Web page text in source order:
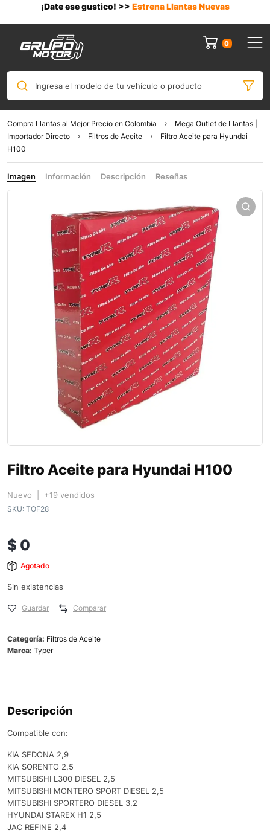
¡Date ese gustico! >> Estrena Llantas Nuevas
0
Ingresa el modelo de tu vehículo o producto
Compra Llantas al Mejor Precio en Colombia
Mega Outlet de Llantas |
Importador Directo
Filtros de Aceite
Filtro Aceite para Hyundai
H100
Imagen Información Descripción Reseñas
Filtro Aceite para Hyundai H100
Nuevo | +19 vendidos
SKU: TOF28
$ 0
Agotado
Sin existencias
Guardar Comparar
Categoría: Filtros de Aceite
Marca: Typer
Descripción
Compatible con:
KIA SEDONA 2,9
KIA SORENTO 2,5
MITSUBISHI L300 DIESEL 2,5
MITSUBISHI MONTERO SPORT DIESEL 2,5
MITSUBISHI SPORTERO DIESEL 3,2
HYUNDAI STAREX H1 2,5
JAC REFINE 2,4